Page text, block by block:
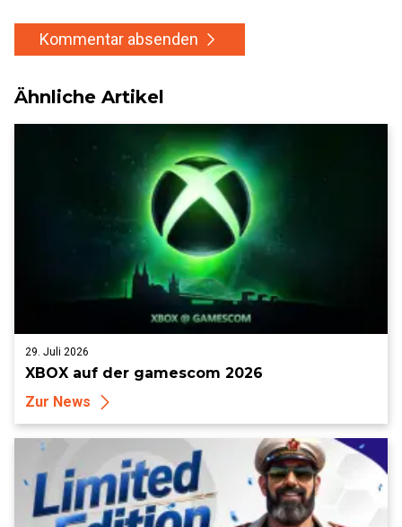
Kommentar absenden
Ähnliche Artikel
29. Juli 2026
XBOX auf der gamescom 2026
Zur News